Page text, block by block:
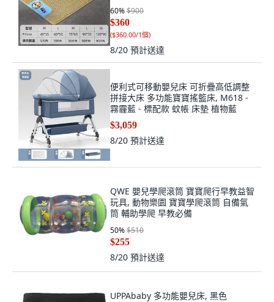
60%$900
$360
($360.00/1個)
8/20 預計送達
便利式可移動嬰兒床 可折疊高低調整
拼接大床 多功能寶寶搖籃床, M618 -
霧霾藍 - 標配款 蚊帳 床墊 植物藍
$3,059
8/20 預計送達
QWE 嬰兒學爬滾筒 寶寶爬行早教益智
玩具, 動物樂園 寶寶學爬滾筒 自備氣
筒 輔助學爬 早教必備
50%$510
$255
8/20 預計送達
UPPAbaby 多功能嬰兒床, 黑色